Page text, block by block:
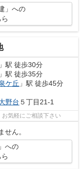
」への
」駅 徒歩30分
」駅 徒歩35分
ケ丘 」駅 徒歩45分
野台 ５丁目21-1
気軽にご相談下さい
せん。
への